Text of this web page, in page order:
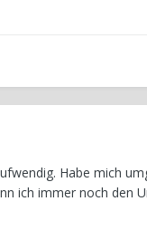
Habe mich
ich immer noch den